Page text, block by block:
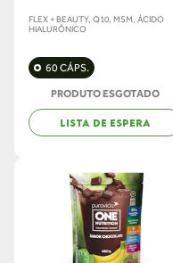
FLEX + BEAUTY, Q10, MSM, ÁCIDO
HIALURÔNICO
60 CÁPS.
PRODUTO ESGOTADO
LISTA DE ESPERA